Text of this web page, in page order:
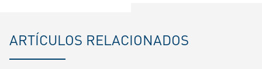
ARTÍCULOS RELACIONADOS